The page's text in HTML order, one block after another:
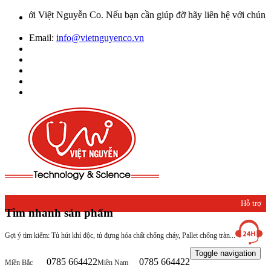
Nguyễn Co. Nếu bạn cần giúp đỡ hãy liên hệ với chúng tôi qua
Email: info@vietnguyenco.vn
Tìm nhanh sản phẩm
Gợi ý tìm kiếm: Tủ hút khí độc, tủ đựng hóa chất chống cháy, Pallet chống tràn...
Hỗ trợ
khách
hàng
Miền Bắc 0785 664422Miền Nam 0785 664422
Toggle navigation